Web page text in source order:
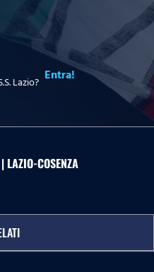
Lazio? Entra!
COSENZA